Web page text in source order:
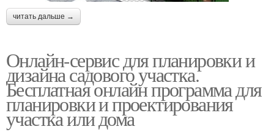
читать дальше →
Онлайн-сервис для планировки и
дизайна садового участка.
Бесплатная онлайн программа для
планировки и проектирования
участка или дома